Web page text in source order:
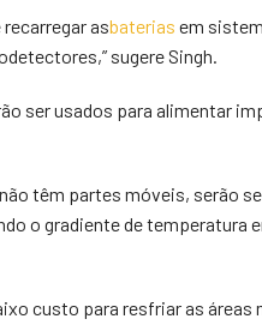
asbaterias em
sugere Singh.
ser usados para alimentar
têm partes móveis, serão
o gradiente de temperatura
custo para resfriar as áreas